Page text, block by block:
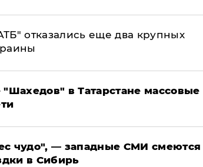
отказались еще два крупных
"Шахедов" в Татарстане массовые
чудо", — западные СМИ смеются
в Сибирь